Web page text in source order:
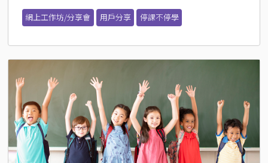
網上工作坊/分享會 用戶分享 停課不停學